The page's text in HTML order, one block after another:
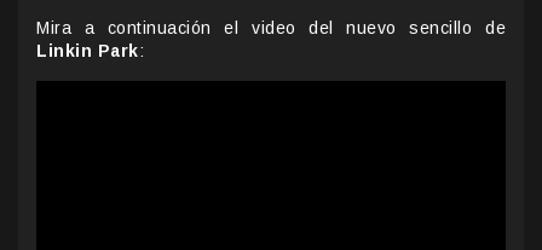
Mira a continuación el video del nuevo sencillo de
Linkin Park: